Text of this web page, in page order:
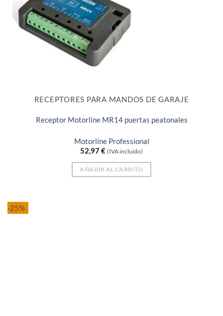
RECEPTORES PARA MANDOS DE GARAJE
Receptor Motorline MR14 puertas peatonales
Motorline Professional
52,97€ (IVA incluido)
AÑADIR AL CARRITO
-25%